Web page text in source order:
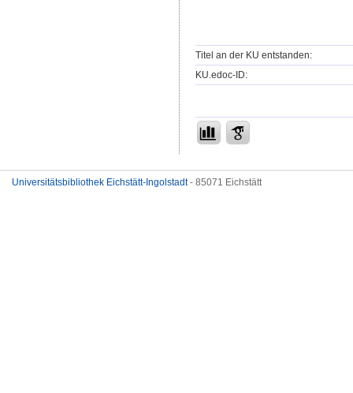
Titel an der KU entstanden:
KU.edoc-ID:
Universitätsbibliothek Eichstätt-Ingolstadt- 85071 Eichstätt